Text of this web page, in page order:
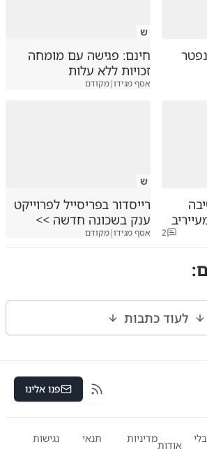
נפטר
ש
חינם: פגישה עם מומחה
זכויות ללא עלות
אסף מגידו|מקודם
2
ש
רייסדור בפריסייל לפרוייקט
ענק בשכונה חדשה >>
אסף מגידו|מקודם
:
לעוד כתבות
RSS פנו אלינו
אודות
מדיניות
תנאי
נגישות